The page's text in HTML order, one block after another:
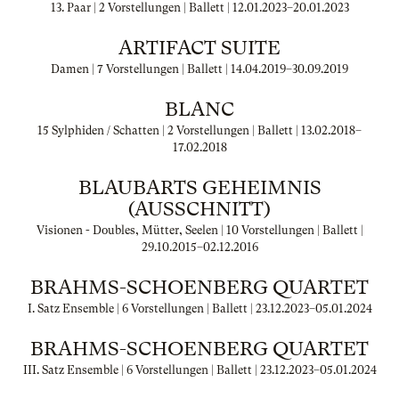
13. Paar | 2 Vorstellungen | Ballett | 12.01.2023–20.01.2023
ARTIFACT SUITE
Damen | 7 Vorstellungen | Ballett | 14.04.2019–30.09.2019
BLANC
15 Sylphiden / Schatten | 2 Vorstellungen | Ballett | 13.02.2018–
17.02.2018
BLAUBARTS GEHEIMNIS
(AUSSCHNITT)
Visionen - Doubles, Mütter, Seelen | 10 Vorstellungen | Ballett |
29.10.2015–02.12.2016
BRAHMS-SCHOENBERG QUARTET
I. Satz Ensemble | 6 Vorstellungen | Ballett | 23.12.2023–05.01.2024
BRAHMS-SCHOENBERG QUARTET
III. Satz Ensemble | 6 Vorstellungen | Ballett | 23.12.2023–05.01.2024